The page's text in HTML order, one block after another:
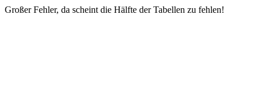
Großer Fehler, da scheint die Hälfte der Tabellen zu fehlen!